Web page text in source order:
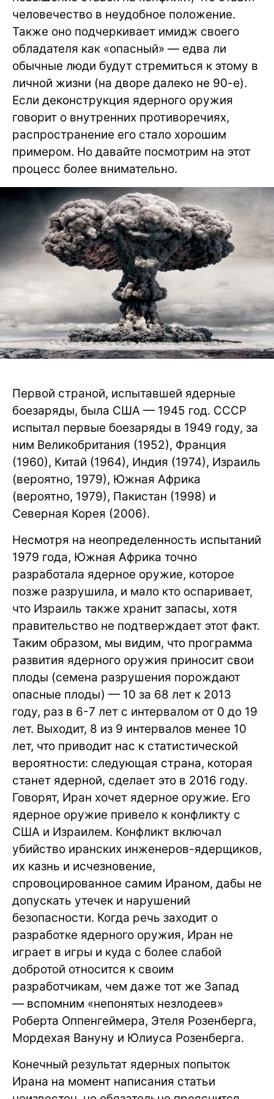
человечество в неудобное положение.
Также оно подчеркивает имидж своего
обладателя как «опасный» — едва ли
обычные люди будут стремиться к этому в
личной жизни (на дворе далеко не 90-е).
Если деконструкция ядерного оружия
говорит о внутренних противоречиях,
распространение его стало хорошим
примером. Но давайте посмотрим на этот
процесс более внимательно.
Первой страной, испытавшей ядерные
боезаряды, была США — 1945 год. СССР
испытал первые боезаряды в 1949 году, за
ним Великобритания (1952), Франция
(1960), Китай (1964), Индия (1974), Израиль
(вероятно, 1979), Южная Африка
(вероятно, 1979), Пакистан (1998) и
Северная Корея (2006).
Несмотря на неопределенность испытаний
1979 года, Южная Африка точно
разработала ядерное оружие, которое
позже разрушила, и мало кто оспаривает,
что Израиль также хранит запасы, хотя
правительство не подтверждает этот факт.
Таким образом, мы видим, что программа
развития ядерного оружия приносит свои
плоды (семена разрушения порождают
опасные плоды) — 10 за 68 лет к 2013
году, раз в 6-7 лет с интервалом от 0 до 19
лет. Выходит, 8 из 9 интервалов менее 10
лет, что приводит нас к статистической
вероятности: следующая страна, которая
станет ядерной, сделает это в 2016 году.
Говорят, Иран хочет ядерное оружие. Его
ядерное оружие привело к конфликту с
США и Израилем. Конфликт включал
убийство иранских инженеров-ядерщиков,
их казнь и исчезновение,
спровоцированное самим Ираном, дабы не
допускать утечек и нарушений
безопасности. Когда речь заходит о
разработке ядерного оружия, Иран не
играет в игры и куда с более слабой
добротой относится к своим
разработчикам, чем даже тот же Запад
— вспомним «непонятых незлодеев»
Роберта Оппенгеймера, Этеля Розенберга,
Мордехая Вануну и Юлиуса Розенберга.
Конечный результат ядерных попыток
Ирана на момент написания статьи